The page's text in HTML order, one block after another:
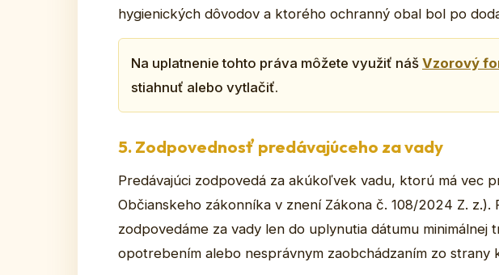
hygienických dôvodov a ktorého ochranný obal bol po
Na uplatnenie tohto práva môžete využiť náš Vzorový
stiahnuť alebo vytlačiť.
5. Zodpovednosť predávajúceho za vady
Predávajúci zodpovedá za akúkoľvek vadu, ktorú má vec
Občianskeho zákonníka v znení Zákona č. 108/2024 Z.
zodpovedáme za vady len do uplynutia dátumu
opotrebením alebo nesprávnym zaobchádzaním zo strany